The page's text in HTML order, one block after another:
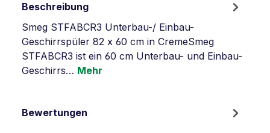
Beschreibung
Smeg STFABCR3 Unterbau-/ Einbau-
Geschirrspüler 82 x 60 cm in CremeSmeg
STFABCR3 ist ein 60 cm Unterbau- und Einbau-
Geschirrs… Mehr
Bewertungen